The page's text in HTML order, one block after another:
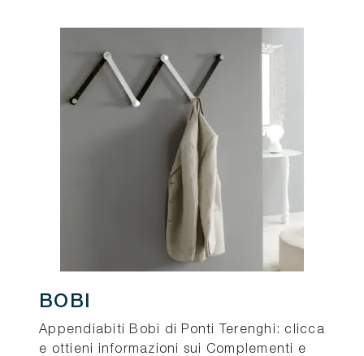
BOBI
Appendiabiti Bobi di Ponti Terenghi: clicca
e ottieni informazioni sui Complementi e